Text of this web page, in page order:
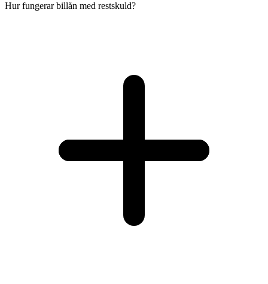
Hur fungerar billån med restskuld?